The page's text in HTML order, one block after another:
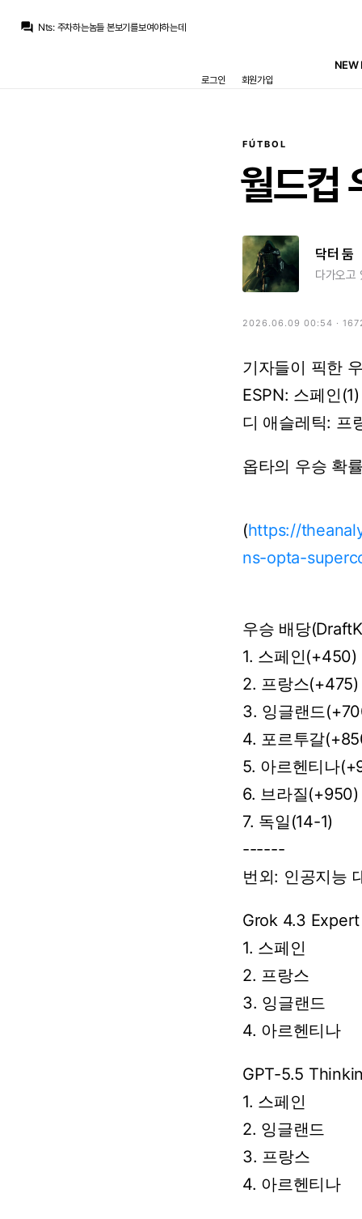
question_answer Nts: 주차하는놈들 본보기를보여야하는데
/chat_images/20260807_204613_6a75c58590508.jpg
NEW
로그인 회원가입
FÚTBOL
월드컵
닥터 둠
다가오고
2026.06.09 00:54 ·
기자들이 픽한
ESPN: 스페인(1)
디 애슬레틱: 프
옵타의 우승 확
(https://
ns-opta-
우승 배당
1. 스페인(+450)
2. 프랑스(+475)
3. 잉글랜드
4. 포르투갈
5. 아르헨티나
6. 브라질(+950)
7. 독일(14-1)
------
번외: 인공지능
Grok 4.3 Expert
1. 스페인
2. 프랑스
3. 잉글랜드
4. 아르헨티나
GPT-5.5
1. 스페인
2. 잉글랜드
3. 프랑스
4. 아르헨티나